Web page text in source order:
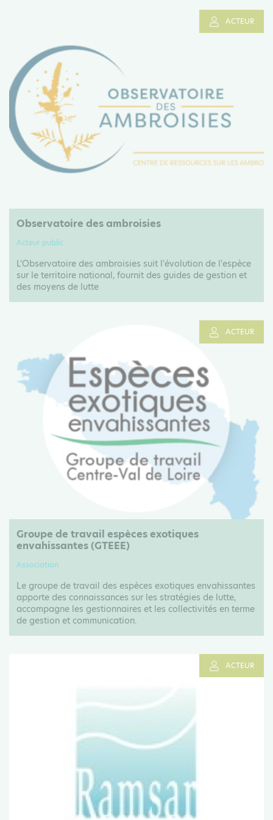
ACTEUR
Observatoire des ambroisies
Acteur public
L'Observatoire des ambroisies suit l'évolution de l'espèce
sur le territoire national, fournit des guides de gestion et
des moyens de lutte
ACTEUR
Groupe de travail espèces exotiques
envahissantes (GTEEE)
Association
Le groupe de travail des espèces exotiques envahissantes
apporte des connaissances sur les stratégies de lutte,
accompagne les gestionnaires et les collectivités en terme
de gestion et communication.
ACTEUR